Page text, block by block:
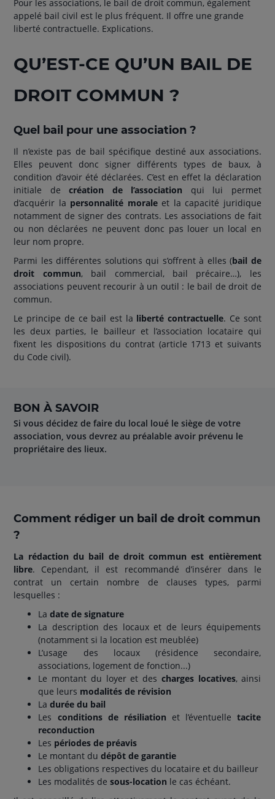
Pour les associations, le bail de droit commun, également
appelé bail civil est le plus fréquent. Il offre une grande
liberté contractuelle. Explications.
QU’EST-CE QU’UN BAIL DE
DROIT COMMUN ?
Quel bail pour une association ?
Il n’existe pas de bail spécifique destiné aux associations.
Elles peuvent donc signer différents types de baux, à
condition d’avoir été déclarées. C’est en effet la déclaration
initiale decréation de l’association qui lui permet
d’acquérir la personnalité moraleet la capacité juridique
notamment de signer des contrats. Les associations de fait
ou non déclarées ne peuvent donc pas louer un local en
leur nom propre.
Parmi les différentes solutions qui s’offrent à elles (bail de
droit commun, bail commercial, bail précaire…), les
associations peuvent recourir à un outil : le bail de droit de
commun.
Le principe de ce bail est la liberté contractuelle. Ce sont
les deux parties, le bailleur et l’association locataire qui
fixent les dispositions du contrat (article 1713 et suivants
du Code civil).
BON À SAVOIR
Si vous décidez de faire du local loué le siège de votre
association, vous devrez au préalable avoir prévenu le
propriétaire des lieux.
Comment rédiger un bail de droit commun
?
La rédaction du bail de droit commun est entièrement
libre. Cependant, il est recommandé d’insérer dans le
contrat un certain nombre de clauses types, parmi
lesquelles :
Ladate de signature
La description des locaux et de leurs équipements
(notamment si la location est meublée)
L’usage des locaux (résidence secondaire,
associations, logement de fonction...)
Le montant du loyer et des charges locatives, ainsi
que leurs modalités de révision
Ladurée du bail
Les conditions de résiliation et l’éventuelletacite
reconduction
Les périodes de préavis
Le montant dudépôt de garantie
Les obligations respectives du locataire et du bailleur
Les modalités desous-location le cas échéant.